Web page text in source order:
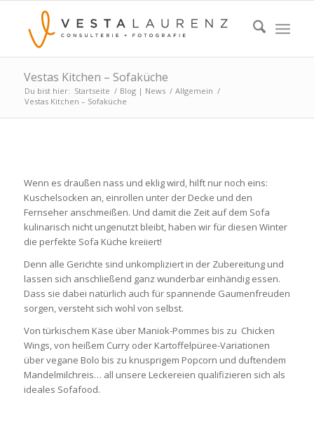
Vestas Kitchen – Sofaküche
Du bist hier: Startseite / Blog | News / Allgemein /
Vestas Kitchen – Sofaküche
Wenn es draußen nass und eklig wird, hilft nur noch eins:
Kuschelsocken an, einrollen unter der Decke und den
Fernseher anschmeißen. Und damit die Zeit auf dem Sofa
kulinarisch nicht ungenutzt bleibt, haben wir für diesen Winter
die perfekte Sofa Küche kreiiert!
Denn alle Gerichte sind unkompliziert in der Zubereitung und
lassen sich anschließend ganz wunderbar einhändig essen.
Dass sie dabei natürlich auch für spannende Gaumenfreuden
sorgen, versteht sich wohl von selbst.
Von türkischem Käse über Maniok-Pommes bis zu Chicken
Wings, von heißem Curry oder Kartoffelpüree-Variationen
über vegane Bolo bis zu knusprigem Popcorn und duftendem
Mandelmilchreis… all unsere Leckereien qualifizieren sich als
ideales Sofafood.